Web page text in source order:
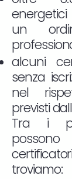
un
alcuni
senza
nel
previsti
Tra i
troviamo: